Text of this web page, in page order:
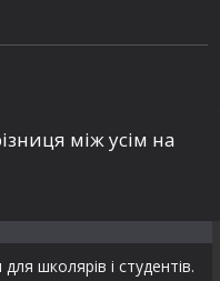
між усім на
школярів і студентів.